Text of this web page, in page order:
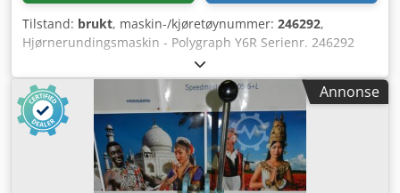
Tilstand: brukt, maskin-/kjøretøynummer: 246292,
Hjørnerundingsmaskin - Polygraph Y6R Serienr. 246292
Gerdes-kniv / Rett kniv Maks. stabelhøyde: 55 mm
Slaglengde: 65 mm Håndspak / Bordmodell Manuell drift
Online videovisning via Skype-video Vi vil gjerne ha ditt
besøk – flere maskiner på lager Cjdoh Axdwspfx Aknoha
Umiddelbart tilgjengelig – Kan inspiseres På lager i
Emskirchen/Nürnberg – Kan testkjøres
Annonse